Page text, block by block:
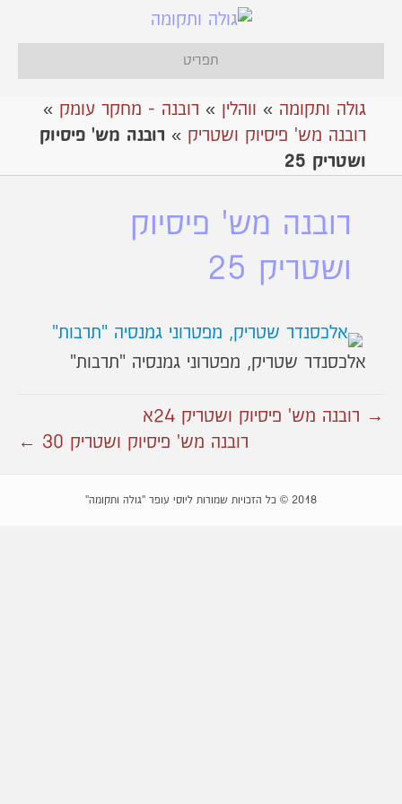
תפריט
גולה ותקומה » ווהלין » רובנה - מחקר עומק »
רובנה מש' פיסיוק ושטריק » רובנה מש' פיסיוק
ושטריק 25
רובנה מש' פיסיוק
ושטריק 25
אלכסנדר שטריק, מפטרוני גמנסיה "תרבות"
→ רובנה מש' פיסיוק ושטריק 24א
רובנה מש' פיסיוק ושטריק 30 ←
2018 © כל הזכויות שמורות ליוסי עופר "גולה ותקומה"